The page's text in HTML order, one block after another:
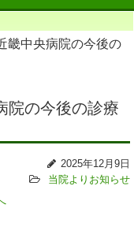
畿中央病院の今後の
院の今後の診療
2025年12月9日
当院よりお知らせ